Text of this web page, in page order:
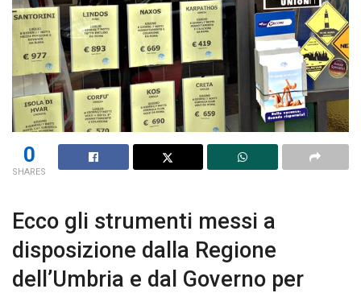
0
SHARES
Ecco gli strumenti messi a
disposizione dalla Regione
dell’Umbria e dal Governo per